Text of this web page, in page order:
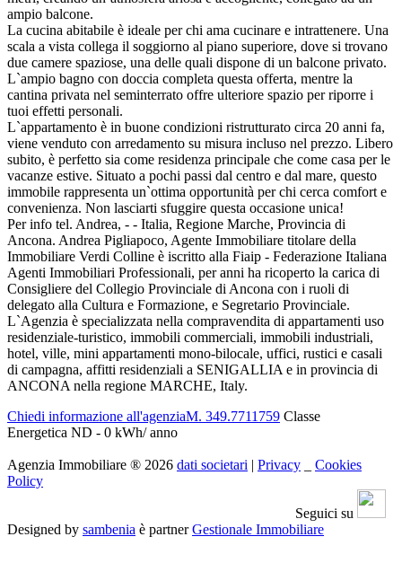
ampio balcone.
La cucina abitabile è ideale per chi ama cucinare e intrattenere. Una
scala a vista collega il soggiorno al piano superiore, dove si trovano
due camere spaziose, una delle quali dispone di un balcone privato.
L`ampio bagno con doccia completa questa offerta, mentre la
cantina privata nel seminterrato offre ulteriore spazio per riporre i
tuoi effetti personali.
L`appartamento è in buone condizioni ristrutturato circa 20 anni fa,
viene venduto con arredamento su misura incluso nel prezzo. Libero
subito, è perfetto sia come residenza principale che come casa per le
vacanze estive. Situato a pochi passi dal centro e dal mare, questo
immobile rappresenta un`ottima opportunità per chi cerca comfort e
convenienza. Non lasciarti sfuggire questa occasione unica!
Per info tel. Andrea, - - Italia, Regione Marche, Provincia di
Ancona. Andrea Pigliapoco, Agente Immobiliare titolare della
Immobiliare Verdi Colline è iscritto alla Fiaip - Federazione Italiana
Agenti Immobiliari Professionali, per anni ha ricoperto la carica di
Consigliere del Collegio Provinciale di Ancona con i ruoli di
delegato alla Cultura e Formazione, e Segretario Provinciale.
L`Agenzia è specializzata nella compravendita di appartamenti uso
residenziale-turistico, immobili commerciali, immobili industriali,
hotel, ville, mini appartamenti mono-bilocale, uffici, rustici e casali
di campagna, affitti residenziali a SENIGALLIA e in provincia di
ANCONA nella regione MARCHE, Italy.
Chiedi informazione all'agenziaM. 349.7711759 Classe
Energetica ND - 0 kWh/ anno
Agenzia Immobiliare ® 2026 dati societari Privacy
Cookies
Policy
Seguici su
Designed by sambenia è partnerGestionale Immobiliare